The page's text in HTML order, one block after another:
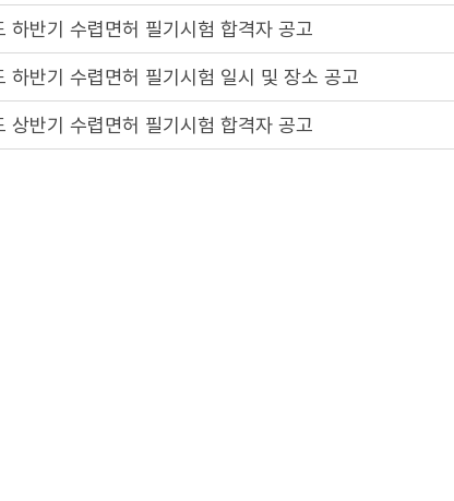
하반기 수렵면허 필기시험 합격자 공고
하반기 수렵면허 필기시험 일시 및 장소 공고
상반기 수렵면허 필기시험 합격자 공고